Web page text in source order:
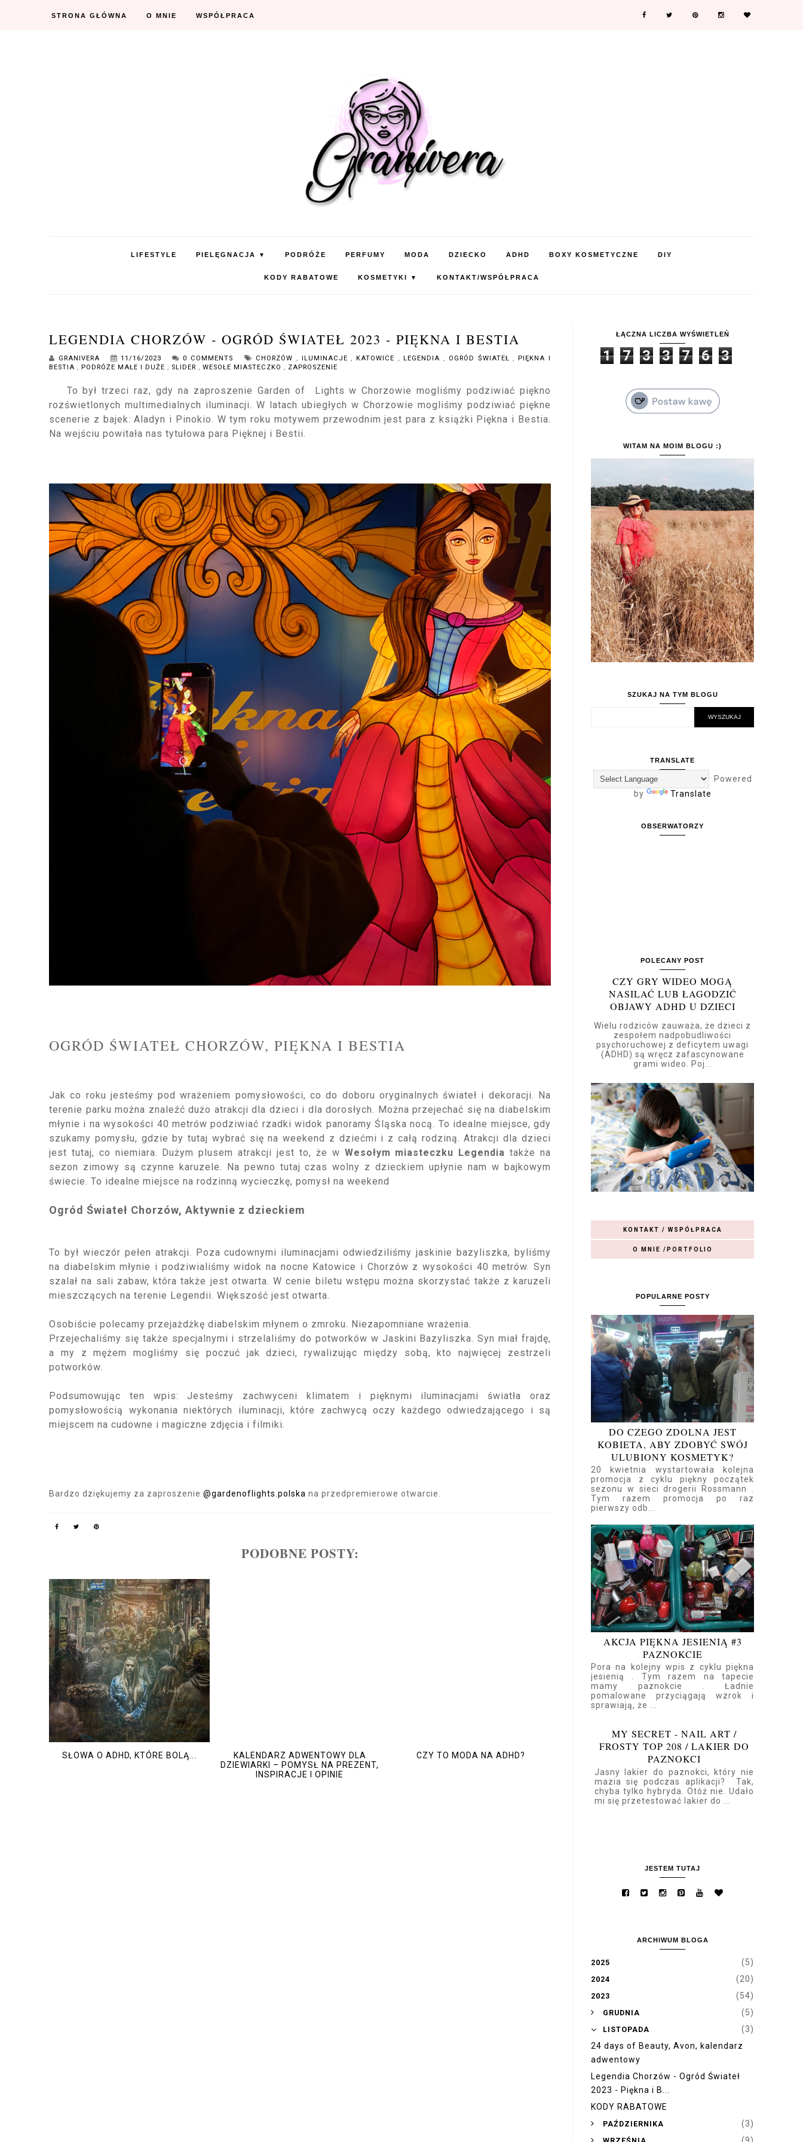
STRONA GŁÓWNA O MNIE WSPÓŁPRACA
LIFESTYLE PIELĘGNACJA ▼ PODRÓŻE PERFUMY MODA DZIECKO ADHD BOXY KOSMETYCZNE DIY
KODY RABATOWE KOSMETYKI ▼ KONTAKT/WSPÓŁPRACA
LEGENDIA CHORZÓW - OGRÓD ŚWIATEŁ 2023 - PIĘKNA I BESTIA
GRANIVERA 11/16/2023 0 COMMENTS CHORZÓW , ILUMINACJE ,KATOWICE ,LEGENDIA , OGRÓD ŚWIATEŁ ,PIĘKNA I
BESTIA , PODRÓŻE MAŁE I DUŻE , SLIDER , WESOŁE MIASTECZKO , ZAPROSZENIE
To był trzeci raz, gdy na zaproszenie Garden of Lights w Chorzowie mogliśmy podziwiać piękno
rozświetlonych multimedialnych iluminacji. W latach ubiegłych w Chorzowie mogliśmy podziwiać piękne
scenerie z bajek: Aladyn i Pinokio. W tym roku motywem przewodnim jest para z książki Piękna i Bestia.
Na wejściu powitała nas tytułowa para Pięknej i Bestii.
OGRÓD ŚWIATEŁ CHORZÓW, PIĘKNA I BESTIA
Jak co roku jesteśmy pod wrażeniem pomysłowości, co do doboru oryginalnych świateł i dekoracji. Na
terenie parku można znaleźć dużo atrakcji dla dzieci i dla dorosłych. Można przejechać się na diabelskim
młynie i na wysokości 40 metrów podziwiać rzadki widok panoramy Śląska nocą. To idealne miejsce, gdy
szukamy pomysłu, gdzie by tutaj wybrać się na weekend z dziećmi i z całą rodziną. Atrakcji dla dzieci
jest tutaj, co niemiara. Dużym plusem atrakcji jest to, że w Wesołym miasteczku Legendiatakże na
sezon zimowy są czynne karuzele. Na pewno tutaj czas wolny z dzieckiem upłynie nam w bajkowym
świecie. To idealne miejsce na rodzinną wycieczkę, pomysł na weekend
Ogród Świateł Chorzów, Aktywnie z dzieckiem
To był wieczór pełen atrakcji. Poza cudownymi iluminacjami odwiedziliśmy jaskinie bazyliszka, byliśmy
na diabelskim młynie i podziwialiśmy widok na nocne Katowice i Chorzów z wysokości 40 metrów. Syn
szalał na sali zabaw, która także jest otwarta. W cenie biletu wstępu można skorzystać także z karuzeli
mieszczących na terenie Legendii. Większość jest otwarta.
Osobiście polecamy przejażdżkę diabelskim młynem o zmroku. Niezapomniane wrażenia.
Przejechaliśmy się także specjalnymi i strzelaliśmy do potworków w Jaskini Bazyliszka. Syn miał frajdę,
a my z mężem mogliśmy się poczuć jak dzieci, rywalizując między sobą, kto najwięcej zestrzeli
potworków.
Podsumowując ten wpis: Jesteśmy zachwyceni klimatem i pięknymi iluminacjami światła oraz
pomysłowością wykonania niektórych iluminacji, które zachwycą oczy każdego odwiedzającego i są
miejscem na cudowne i magiczne zdjęcia i filmiki.
Bardzo dziękujemy za zaproszenie @gardenoflights.polska na przedpremierowe otwarcie.
PODOBNE POSTY:
SŁOWA O ADHD, KTÓRE BOLĄ...
KALENDARZ ADWENTOWY DLA
DZIEWIARKI – POMYSŁ NA PREZENT,
INSPIRACJE I OPINIE
CZY TO MODA NA ADHD?
ŁĄCZNA LICZBA WYŚWIETLEŃ
1 7 3 3 7 6 3
WITAM NA MOIM BLOGU :)
SZUKAJ NA TYM BLOGU
TRANSLATE
Powered
by
Translate
OBSERWATORZY
POLECANY POST
CZY GRY WIDEO MOGĄ
NASILAĆ LUB ŁAGODZIĆ
OBJAWY ADHD U DZIECI
Wielu rodziców zauważa, że dzieci z
zespołem nadpobudliwości
psychoruchowej z deficytem uwagi
(ADHD) są wręcz zafascynowane
grami wideo. Poj...
KONTAKT / WSPÓŁPRACA
O MNIE /PORTFOLIO
POPULARNE POSTY
DO CZEGO ZDOLNA JEST
KOBIETA, ABY ZDOBYĆ SWÓJ
ULUBIONY KOSMETYK?
20 kwietnia wystartowała kolejna
promocja z cyklu piękny początek
sezonu w sieci drogerii Rossmann .
Tym razem promocja po raz
pierwszy odb...
AKCJA PIĘKNA JESIENIĄ #3
PAZNOKCIE
Pora na kolejny wpis z cyklu piękna
jesienią . Tym razem na tapecie
mamy paznokcie . Ładnie
pomalowane przyciągają wzrok i
sprawiają, że ...
MY SECRET - NAIL ART /
FROSTY TOP 208 / LAKIER DO
PAZNOKCI
Jasny lakier do paznokci, który nie
mazia się podczas aplikacji? Tak,
chyba tylko hybryda. Otóż nie. Udało
mi się przetestować lakier do ...
JESTEM TUTAJ
ARCHIWUM BLOGA
2025 (5)
2024 (20)
2023
(54)
► GRUDNIA
(5)
▼ LISTOPADA
(3)
24 days of Beauty, Avon, kalendarz
adwentowy
Legendia Chorzów - Ogród Świateł
2023 - Piękna i B...
KODY RABATOWE
► PAŹDZIERNIKA
(3)